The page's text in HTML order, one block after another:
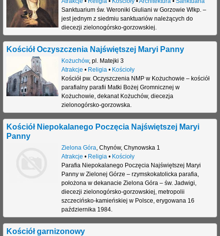
Sanktuarium św. Weroniki Giuliani w Gorzowie Wlkp. –
jest jednym z siedmiu sanktuariów należących do
diecezji zielonogórsko-gorzowskiej.
Kościół Oczyszczenia Najświętszej Maryi Panny
Kożuchów, pl. Matejki 3
Atrakcje • Religia • Kościoły
Kościół pw. Oczyszczenia NMP w Kożuchowie – kościół
parafialny parafii Matki Bożej Gromnicznej w
Kożuchowie, dekanat Kożuchów, diecezja
zielonogórsko-gorzowska.
Kościół Niepokalanego Poczęcia Najświętszej Maryi
Panny
Zielona Góra Chynów, Chynowska 1
Atrakcje • Religia • Kościoły
Parafia Niepokalanego Poczęcia Najświętszej Maryi
Panny w Zielonej Górze – rzymskokatolicka parafia,
położona w dekanacie Zielona Góra – św. Jadwigi,
diecezji zielonogórsko-gorzowskiej, metropolii
szczecińsko-kamieńskiej w Polsce, erygowana 16
października 1984.
Kościół garnizonowy